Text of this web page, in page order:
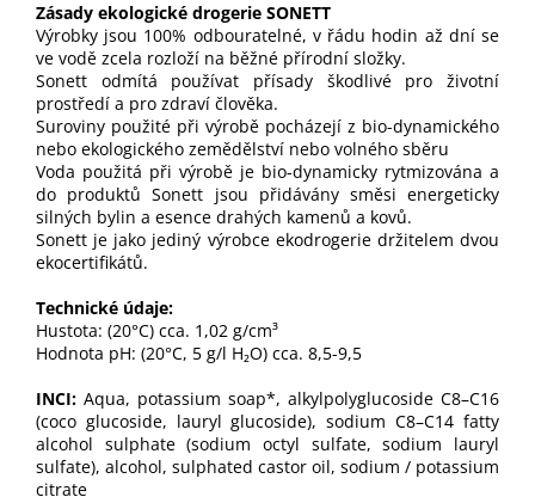
Zásady ekologické drogerie SONETT
Výrobky jsou 100% odbouratelné, v řádu hodin až dní se
ve vodě zcela rozloží na běžné přírodní složky.
Sonett odmítá používat přísady škodlivé pro životní
prostředí a pro zdraví člověka.
Suroviny použité při výrobě pocházejí z bio-dynamického
nebo ekologického zemědělství nebo volného sběru
Voda použitá při výrobě je bio-dynamicky rytmizována a
do produktů Sonett jsou přidávány směsi energeticky
silných bylin a esence drahých kamenů a kovů.
Sonett je jako jediný výrobce ekodrogerie držitelem dvou
ekocertifikátů.
Technické údaje:
Hustota: (20°C) cca. 1,02 g/cm³
Hodnota pH: (20°C, 5 g/l H₂O) cca. 8,5-9,5
INCI: Aqua, potassium soap*, alkylpolyglucoside C8–C16
(coco glucoside, lauryl glucoside), sodium C8–C14 fatty
alcohol sulphate (sodium octyl sulfate, sodium lauryl
sulfate), alcohol, sulphated castor oil, sodium / potassium
citrate